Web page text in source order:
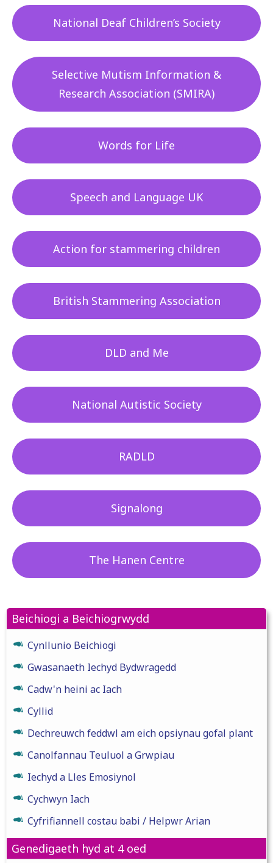
National Deaf Children’s Society
Selective Mutism Information &
Research Association (SMIRA)
Words for Life
Speech and Language UK
Action for stammering children
British Stammering Association
DLD and Me
National Autistic Society
RADLD
Signalong
The Hanen Centre
Beichiogi a Beichiogrwydd
Cynllunio Beichiogi
Gwasanaeth Iechyd Bydwragedd
Cadw'n heini ac Iach
Cyllid
Dechreuwch feddwl am eich opsiynau gofal plant
Canolfannau Teuluol a Grwpiau
Iechyd a Lles Emosiynol
Cychwyn Iach
Cyfrifiannell costau babi / Helpwr Arian
Genedigaeth hyd at 4 oed